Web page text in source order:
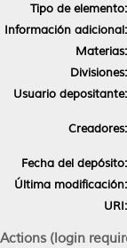
Tipo de elemento:
Información adicional:
Materias:
Divisiones:
Usuario depositante:
Creadores:
Fecha del depósito:
Última modificación:
URI:
Actions (login